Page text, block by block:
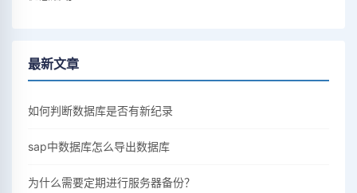
最新文章
如何判断数据库是否有新纪录
sap中数据库怎么导出数据库
为什么需要定期进行服务器备份？